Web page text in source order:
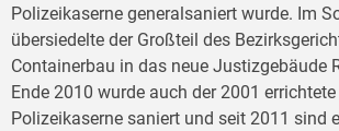
Polizeikaserne generalsaniert wurde. Im
übersiedelte der Großteil des
Containerbau in das neue Justizgebäude
Ende 2010 wurde auch der 2001
Polizeikaserne saniert und seit 2011 sind